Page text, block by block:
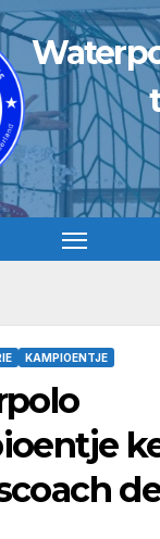
KAMPIOENTJE